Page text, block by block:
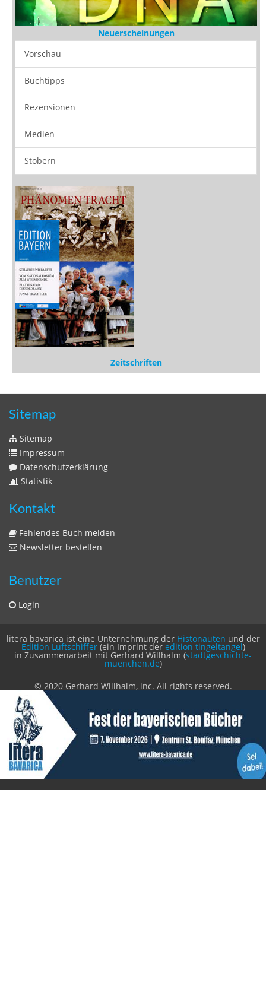
Rezensionen
Medien
Stöbern
Sitemap
Sitemap
Impressum
Kontakt
Fehlendes Buch melden
Newsletter bestellen
Login
litera bavarica ist eine Unternehmung derHistonautenund der
Edition Luftschiffer(ein Imprint deredition tingeltangel
in Zusammenarbeit mit Gerhard Willhalm (stadtgeschichte-
muenchen.de)
© 2020 Gerhard Willhalm, inc. All rights reserved.